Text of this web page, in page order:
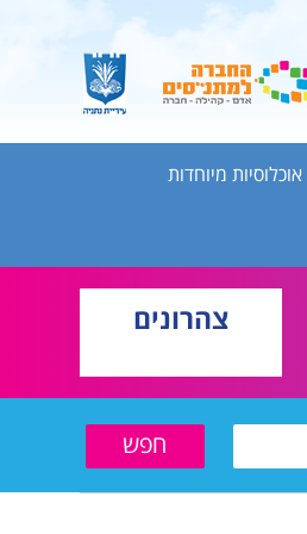
אוכלוסיות מיוחדות
צהרונים